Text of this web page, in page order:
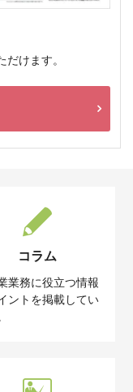
けます。
コラム
業務に役立つ情報
ントを掲載してい